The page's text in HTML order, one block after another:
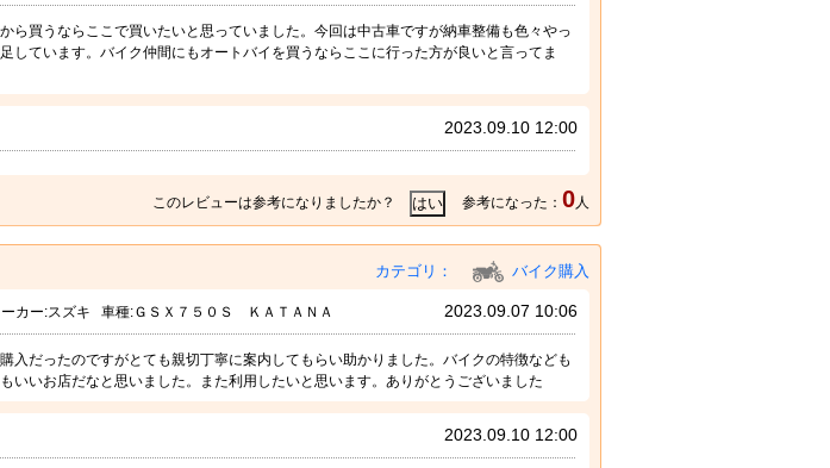
ら買うならここで買いたいと思っていました。今回は中古車ですが納車整備も色々やっ
しています。バイク仲間にもオートバイを買うならここに行った方が良いと言ってま
2023.09.10 12:00
このレビューは参考になりましたか？ 参考になった： 0 人
カテゴリ： バイク購入
カー:スズキ 車種:ＧＳＸ７５０Ｓ ＫＡＴＡＮＡ 2023.09.07 10:06
入だったのですがとても親切丁寧に案内してもらい助かりました。バイクの特徴なども
いいお店だなと思いました。また利用したいと思います。ありがとうございました
2023.09.10 12:00